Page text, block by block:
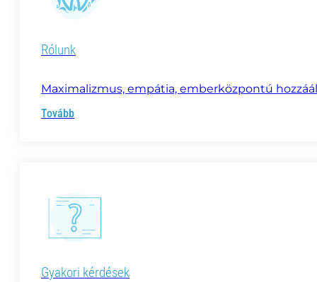
Rólunk
Maximalizmus, empátia, emberközpontú
Tovább
Gyakori kérdések